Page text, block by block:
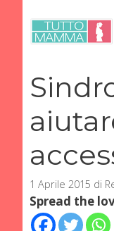
contenuto
1 Aprile 2015 di
Spread the